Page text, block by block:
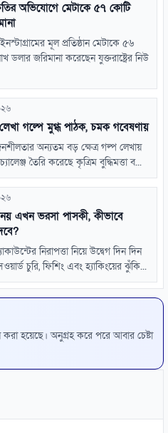
অভিযোগে মেটাকে ৫৭ কোটি
মূল প্রতিষ্ঠান মেটাকে ৫৬
ডলার জরিমানা করেছেন যুক্তরাষ্ট্রের নিউ
গল্পে মুগ্ধ পাঠক, চমক গবেষণায়
অন্যতম বড় ক্ষেত্র গল্প লেখায়
তৈরি করেছে কৃত্রিম বুদ্ধিমত্তা ব...
নয় এখন ভরসা পাসকী, কীভাবে
নিরাপত্তা নিয়ে উদ্বেগ দিন দিন
চুরি, ফিশিং এবং হ্যাকিংয়ের ঝুঁকি...
করা হয়েছে। অনুগ্রহ করে পরে আবার চেষ্টা